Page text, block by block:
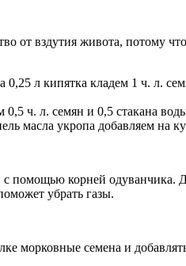
от вздутия живота, потому
0,25 л кипятка кладем 1 ч. л.
0,5 ч. л. семян и 0,5 стакана
масла укропа добавляем на
помощью корней одуванчика.
убрать газы.
морковные семена и